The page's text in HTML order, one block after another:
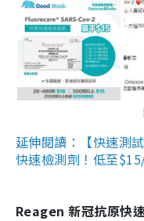
延伸閱讀：【快速測
快速檢測劑！低至
Reagen 新冠抗原快